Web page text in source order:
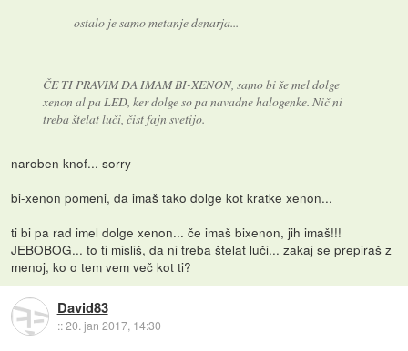
ostalo je samo metanje denarja...
ČE TI PRAVIM DA IMAM BI-XENON, samo bi še mel dolge
xenon al pa LED, ker dolge so pa navadne halogenke. Nič ni
treba štelat luči, čist fajn svetijo.
naroben knof... sorry
bi-xenon pomeni, da imaš tako dolge kot kratke xenon...
ti bi pa rad imel dolge xenon... če imaš bixenon, jih imaš!!!
JEBOBOG... to ti misliš, da ni treba štelat luči... zakaj se prepiraš z
menoj, ko o tem vem več kot ti?
David83
::20. jan 2017, 14:30